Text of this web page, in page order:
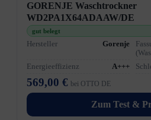
GORENJE Waschtrockner
WD2PA1X64ADAAW/DE
gut belegt
Hersteller Gorenje
Energieeffizienz
A+++
569,00 € bei OTTO DE
Zum Test &